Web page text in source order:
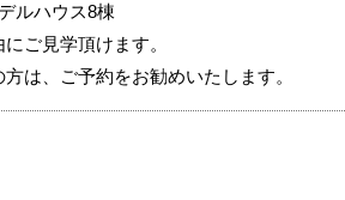
ルハウス8棟
ご見学頂けます。
は、ご予約をお勧めいたします。